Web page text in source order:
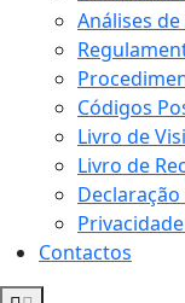
Análises de
Códigos
Livro de
Livro de
Contactos